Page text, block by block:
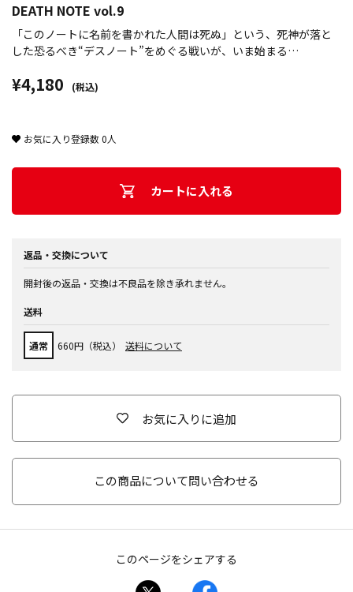
DEATH NOTE vol.9
「このノートに名前を書かれた人間は死ぬ」という、死神が落と
した恐るべき“デスノート”をめぐる戦いが、いま始まる…
¥4,180 (税込)
お気に入り登録数0人
カートに入れる
返品・交換について
開封後の返品・交換は不良品を除き承れません。
送料
通常 660円（税込） 送料について
お気に入りに追加
この商品について問い合わせる
このページをシェアする